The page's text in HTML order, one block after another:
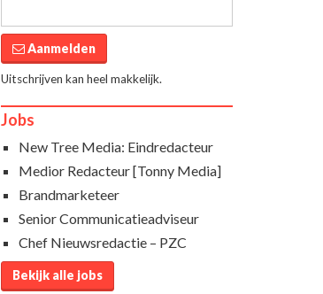
Aanmelden
Uitschrijven kan heel makkelijk.
Jobs
New Tree Media: Eindredacteur
Medior Redacteur [Tonny Media]
Brandmarketeer
Senior Communicatieadviseur
Chef Nieuwsredactie – PZC
Bekijk alle jobs